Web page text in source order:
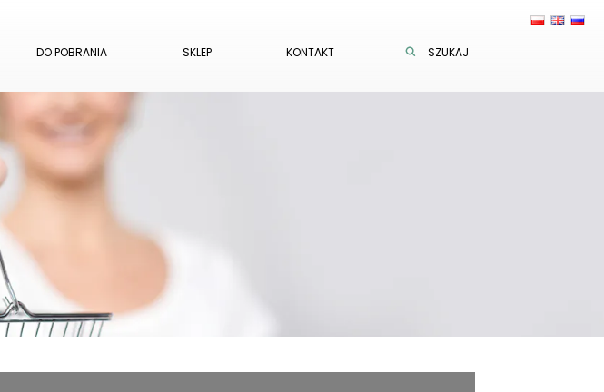
DO POBRANIA SKLEP KONTAKT SZUKAJ